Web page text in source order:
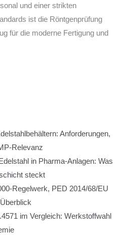
und einer strikten
ist die Röntgenprüfung
für die moderne Fertigung und
Anforderungen,
Relevanz
in Pharma-Anlagen: Was
steckt
Regelwerk, PED 2014/68/EU
im Vergleich: Werkstoffwahl